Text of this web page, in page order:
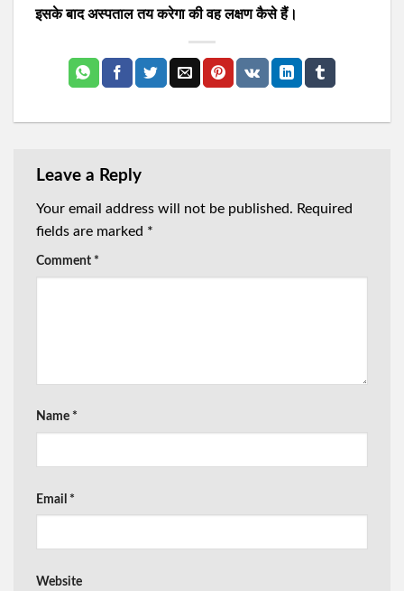
इसके बाद अस्पताल तय करेगा की वह लक्षण कैसे हैं।
Leave a Reply
Your email address will not be published. Required
fields are marked *
Comment *
Name *
Email *
Website